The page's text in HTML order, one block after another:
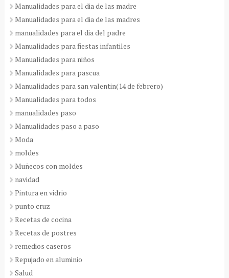
Manualidades para el dia de las madre
Manualidades para el dia de las madres
manualidades para el dia del padre
Manualidades para fiestas infantiles
Manualidades para niños
Manualidades para pascua
Manualidades para san valentin(14 de febrero)
Manualidades para todos
manualidades paso
Manualidades paso a paso
Moda
moldes
Muñecos con moldes
navidad
Pintura en vidrio
punto cruz
Recetas de cocina
Recetas de postres
remedios caseros
Repujado en aluminio
Salud